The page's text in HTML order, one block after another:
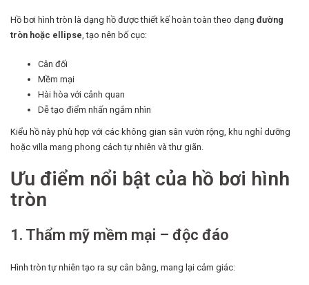
Hồ bơi hình tròn là dạng hồ được thiết kế hoàn toàn theo dạng đường
tròn hoặc ellipse, tạo nên bố cục:
Cân đối
Mềm mại
Hài hòa với cảnh quan
Dễ tạo điểm nhấn ngắm nhìn
Kiểu hồ này phù hợp với các không gian sân vườn rộng, khu nghỉ dưỡng
hoặc villa mang phong cách tự nhiên và thư giãn.
Ưu điểm nổi bật của hồ bơi hình
tròn
1. Thẩm mỹ mềm mại – độc đáo
Hình tròn tự nhiên tạo ra sự cân bằng, mang lại cảm giác: